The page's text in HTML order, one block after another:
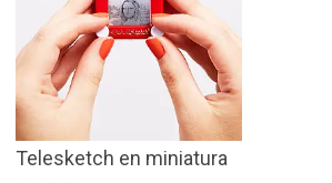
Telesketch en miniatura